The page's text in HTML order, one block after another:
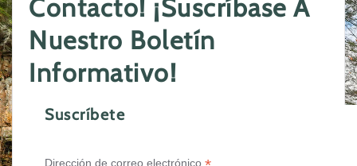
Contacto! ¡Suscríbase A
Nuestro Boletín
Informativo!
Suscríbete
Dirección de correo electrónico